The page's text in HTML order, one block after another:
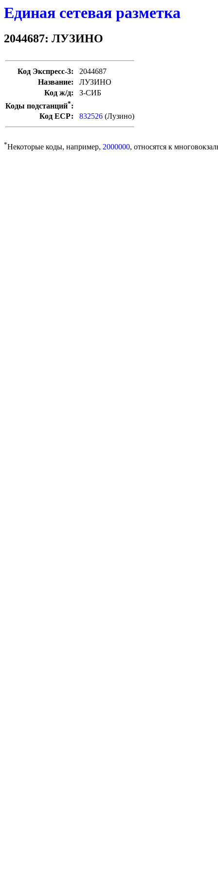
Единая сетевая разметка
2044687: ЛУЗИНО
Код Экспресс-3:
2044687
Название:
ЛУЗИНО
Код ж/д:
З-СИБ
Коды подстанций*:
Код ЕСР:
832526 (Лузино)
*Некоторые коды, например, 2000000, относятся к